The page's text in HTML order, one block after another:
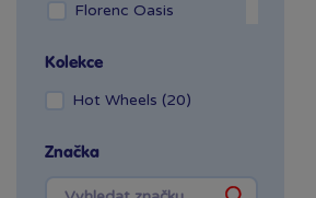
Florenc Oasis
Kladno OAZA
Liberec Géčko
Mladá Boleslav OC
Olympia
Kolekce
Hot Wheels (20)
Značka